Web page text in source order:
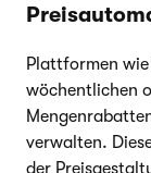
Plattformen
wöchentlichen
verwalten.
der